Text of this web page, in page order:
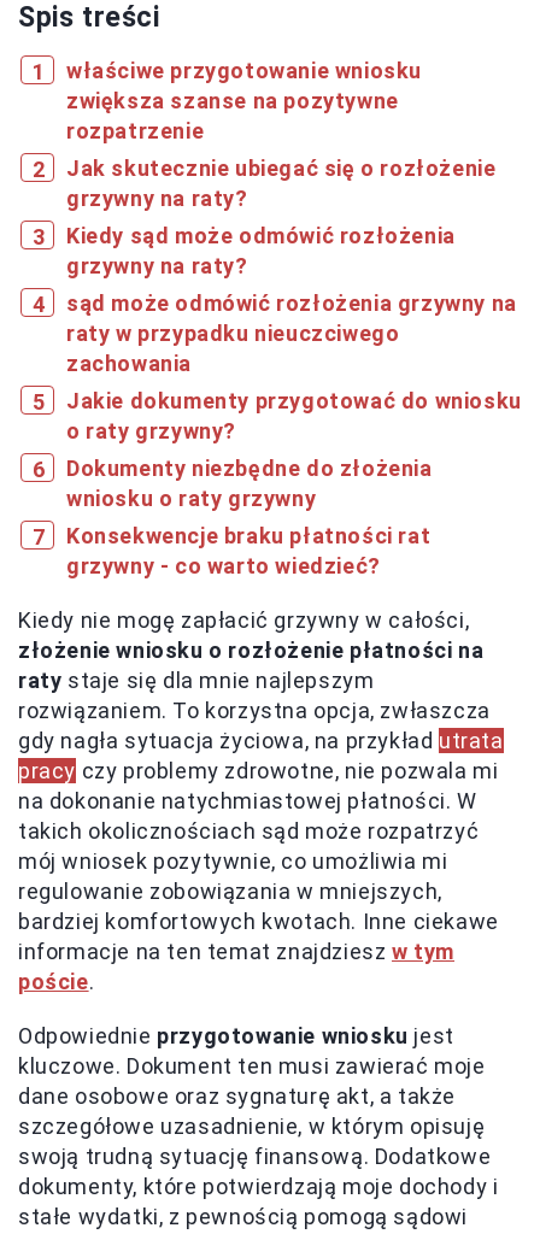
Spis treści
właściwe przygotowanie wniosku
zwiększa szanse na pozytywne
rozpatrzenie
Jak skutecznie ubiegać się o rozłożenie
grzywny na raty?
Kiedy sąd może odmówić rozłożenia
grzywny na raty?
sąd może odmówić rozłożenia grzywny na
raty w przypadku nieuczciwego
zachowania
Jakie dokumenty przygotować do wniosku
o raty grzywny?
Dokumenty niezbędne do złożenia
wniosku o raty grzywny
Konsekwencje braku płatności rat
grzywny - co warto wiedzieć?
Kiedy nie mogę zapłacić grzywny w całości,
złożenie wniosku o rozłożenie płatności na
raty staje się dla mnie najlepszym
rozwiązaniem. To korzystna opcja, zwłaszcza
gdy nagła sytuacja życiowa, na przykład utrata
pracy czy problemy zdrowotne, nie pozwala mi
na dokonanie natychmiastowej płatności. W
takich okolicznościach sąd może rozpatrzyć
mój wniosek pozytywnie, co umożliwia mi
regulowanie zobowiązania w mniejszych,
bardziej komfortowych kwotach. Inne ciekawe
informacje na ten temat znajdzieszw tym
poście.
Odpowiednie przygotowanie wniosku jest
kluczowe. Dokument ten musi zawierać moje
dane osobowe oraz sygnaturę akt, a także
szczegółowe uzasadnienie, w którym opisuję
swoją trudną sytuację finansową. Dodatkowe
dokumenty, które potwierdzają moje dochody i
stałe wydatki, z pewnością pomogą sądowi